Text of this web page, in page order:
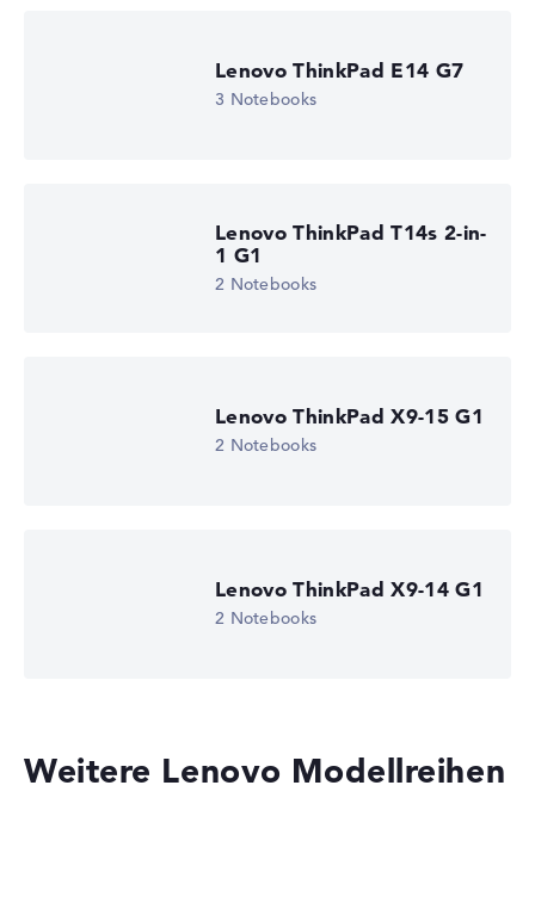
Lenovo ThinkPad E14 G7
3 Notebooks
Lenovo ThinkPad T14s 2-in-
1 G1
2 Notebooks
Lenovo ThinkPad X9-15 G1
2 Notebooks
Lenovo ThinkPad X9-14 G1
2 Notebooks
Weitere Lenovo Modellreihen